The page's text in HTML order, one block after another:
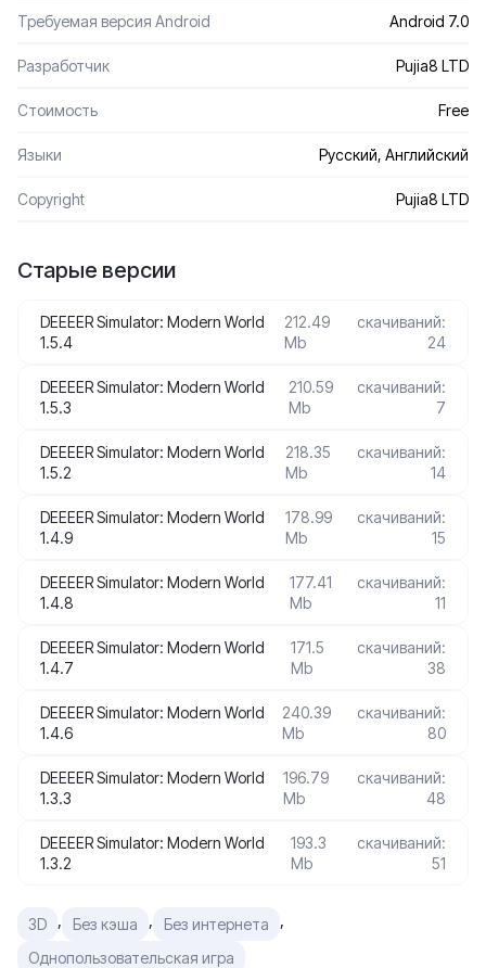
Требуемая версия Android Android 7.0
Разработчик Pujia8 LTD
Стоимость Free
Языки Русский, Английский
Сopyright Pujia8 LTD
Старые версии
DEEEER Simulator: Modern World
1.5.4
212.49
Mb
скачиваний:
24
DEEEER Simulator: Modern World
1.5.3
210.59
Mb
скачиваний:
7
DEEEER Simulator: Modern World
1.5.2
218.35
Mb
скачиваний:
14
DEEEER Simulator: Modern World
1.4.9
178.99
Mb
скачиваний:
15
DEEEER Simulator: Modern World
1.4.8
177.41
Mb
скачиваний:
11
DEEEER Simulator: Modern World
1.4.7
171.5
Mb
скачиваний:
38
DEEEER Simulator: Modern World
1.4.6
240.39
Mb
скачиваний:
80
DEEEER Simulator: Modern World
1.3.3
196.79
Mb
скачиваний:
48
DEEEER Simulator: Modern World
1.3.2
193.3
Mb
скачиваний:
51
3D , Без кэша , Без интернета ,
Однопользовательская игра